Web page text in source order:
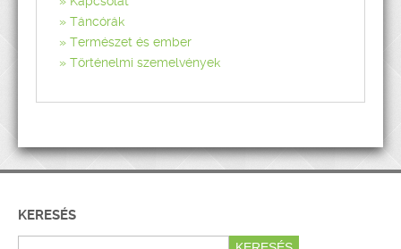
Táncórák
Természet és ember
Történelmi szemelvények
KERESÉS